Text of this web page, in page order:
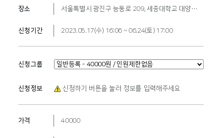
장소 서울특별시 광진구 능동로 209, 세종대학교 대양AI센터 지하1층 B107 대세미나실 (군자동)
신청기간 2023.05.17(수) 16:06 ~ 06.24(토) 17:00
신청그룹
신청정보 신청하기 버튼을 눌러 정보를 입력해주세요
가격 40000